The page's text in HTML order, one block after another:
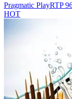
Pragmatic PlayRTP
HOT